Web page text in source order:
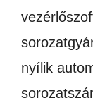
nyílik